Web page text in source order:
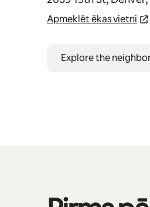
Apmeklēt ēkas vietni
Explore the
Rāda: 0 no 0